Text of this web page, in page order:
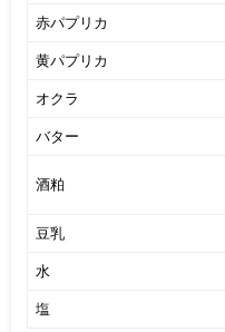
赤パプリカ
黄パプリカ
オクラ
バター
酒粕
豆乳
水
塩